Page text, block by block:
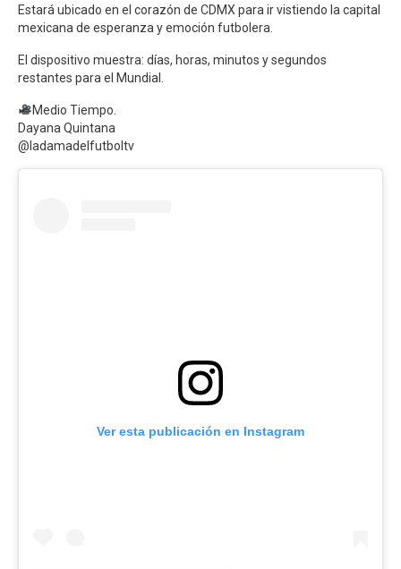
Estará ubicado en el corazón de CDMX para ir vistiendo la capital
mexicana de esperanza y emoción futbolera.
El dispositivo muestra: días, horas, minutos y segundos
restantes para el Mundial.
Medio Tiempo.
Dayana Quintana
@ladamadelfutboltv
Ver esta publicación en Instagram